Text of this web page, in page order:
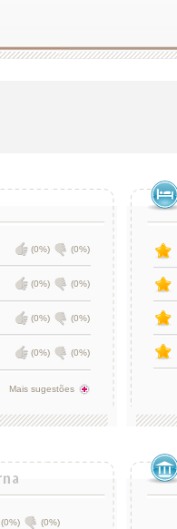
(0%) (0%)
(0%) (0%)
(0%) (0%)
(0%) (0%)
Mais sugestões
(0%) (0%)